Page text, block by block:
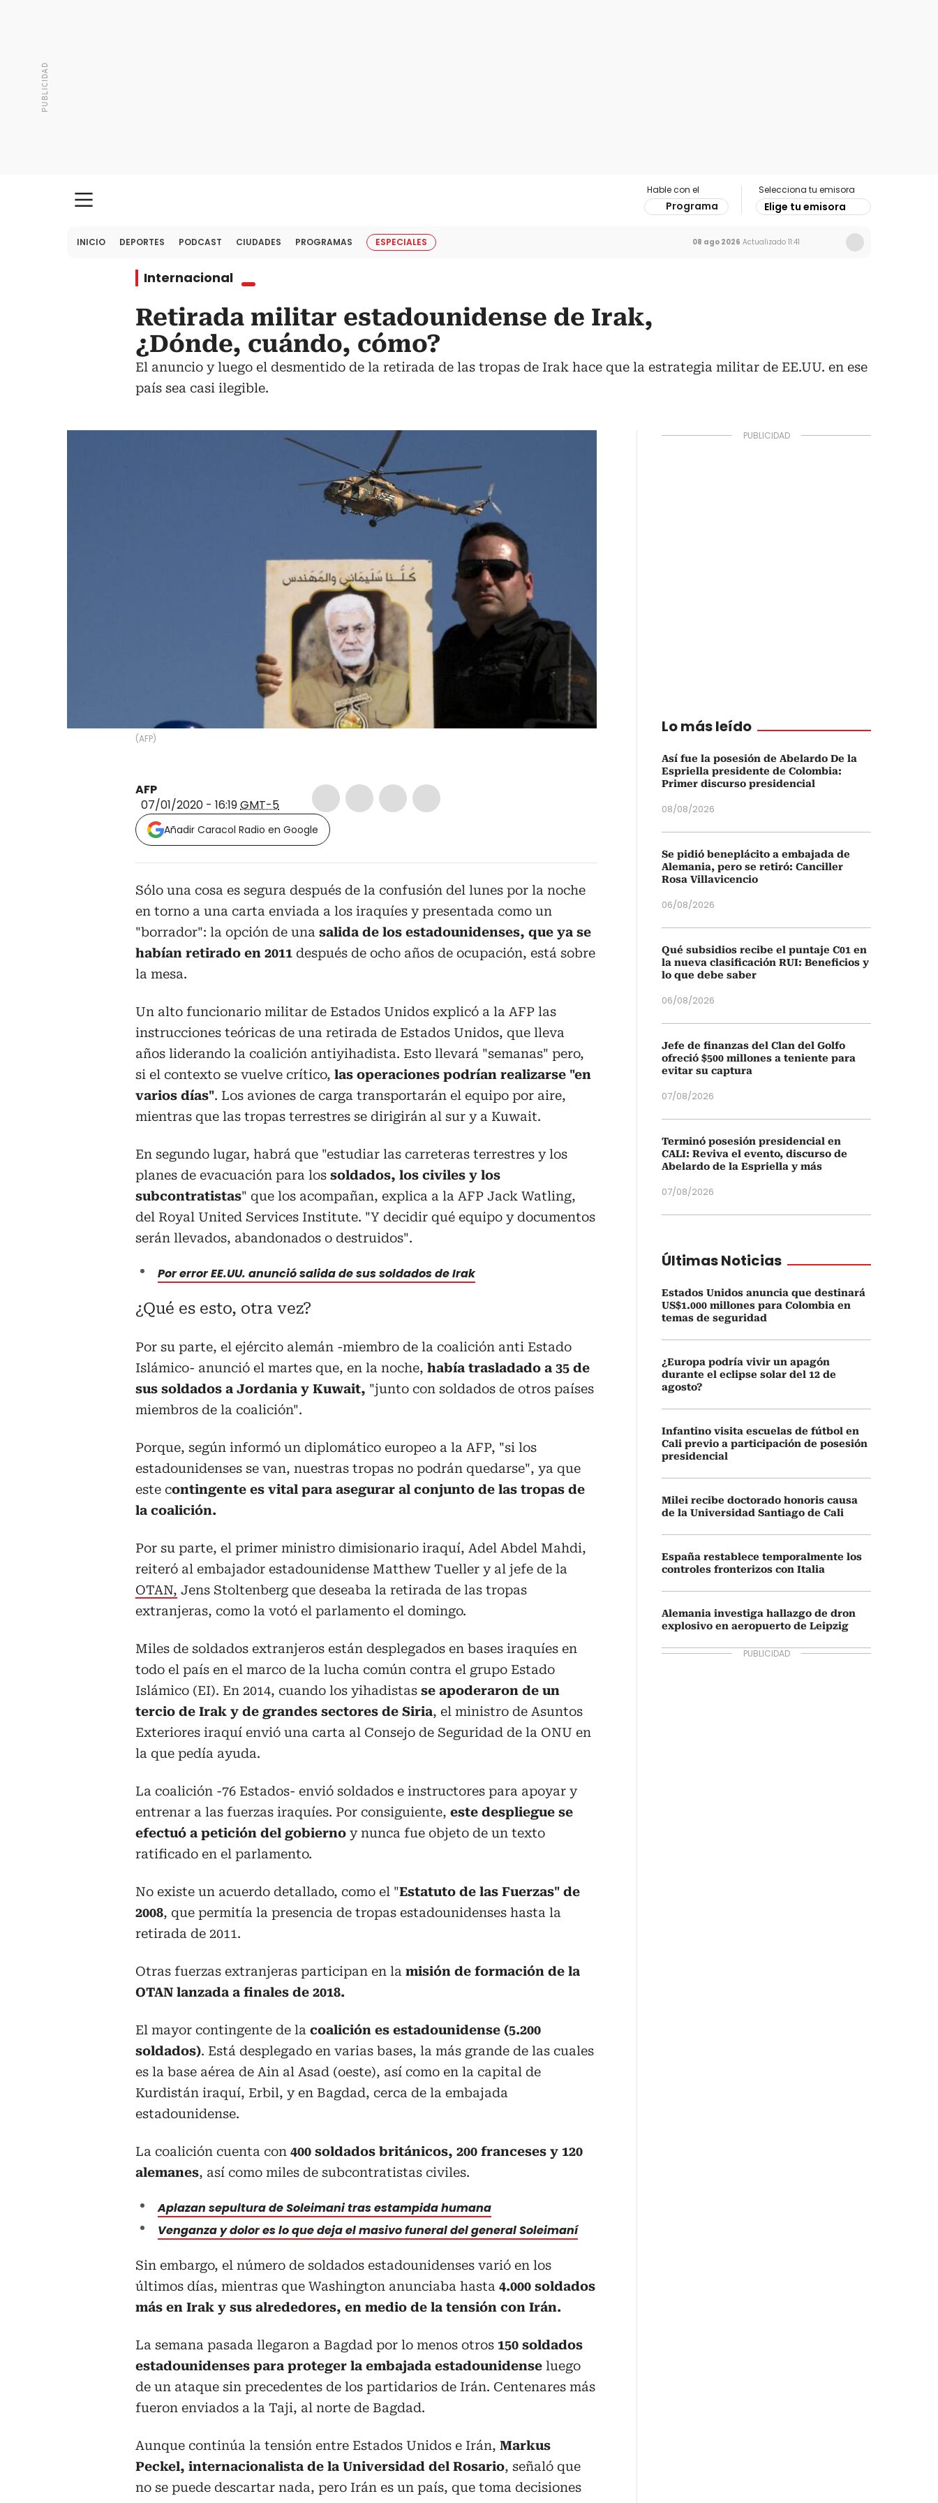
Hable con el
Programa
Selecciona tu emisora
Elige tu emisora
INICIO DEPORTES PODCAST CIUDADES PROGRAMAS ESPECIALES 08 ago 2026 Actualizado 11:41
Internacional
Retirada militar estadounidense de Irak,
¿Dónde, cuándo, cómo?
El anuncio y luego el desmentido de la retirada de las tropas de Irak hace que la estrategia militar de EE.UU. en ese
país sea casi ilegible.
(AFP)
AFP
07/01/2020 - 16:19GMT-5
Añadir Caracol Radio en Google
Sólo una cosa es segura después de la confusión del lunes por la noche
en torno a una carta enviada a los iraquíes y presentada como un
"borrador": la opción de una salida de los estadounidenses, que ya se
habían retirado en 2011 después de ocho años de ocupación, está sobre
la mesa.
Un alto funcionario militar de Estados Unidos explicó a la AFP las
instrucciones teóricas de una retirada de Estados Unidos, que lleva
años liderando la coalición antiyihadista. Esto llevará "semanas" pero,
si el contexto se vuelve crítico, las operaciones podrían realizarse "en
varios días". Los aviones de carga transportarán el equipo por aire,
mientras que las tropas terrestres se dirigirán al sur y a Kuwait.
En segundo lugar, habrá que "estudiar las carreteras terrestres y los
planes de evacuación para los soldados, los civiles y los
subcontratistas" que los acompañan, explica a la AFP Jack Watling,
del Royal United Services Institute. "Y decidir qué equipo y documentos
serán llevados, abandonados o destruidos".
Por error EE.UU. anunció salida de sus soldados de Irak
¿Qué es esto, otra vez?
Por su parte, el ejército alemán -miembro de la coalición anti Estado
Islámico- anunció el martes que, en la noche, había trasladado a 35 de
sus soldados a Jordania y Kuwait, "junto con soldados de otros países
miembros de la coalición".
Porque, según informó un diplomático europeo a la AFP, "si los
estadounidenses se van, nuestras tropas no podrán quedarse", ya que
este contingente es vital para asegurar al conjunto de las tropas de
la coalición.
Por su parte, el primer ministro dimisionario iraquí, Adel Abdel Mahdi,
reiteró al embajador estadounidense Matthew Tueller y al jefe de la
OTAN, Jens Stoltenberg que deseaba la retirada de las tropas
extranjeras, como la votó el parlamento el domingo.
Miles de soldados extranjeros están desplegados en bases iraquíes en
todo el país en el marco de la lucha común contra el grupo Estado
Islámico (EI). En 2014, cuando los yihadistas se apoderaron de un
tercio de Irak y de grandes sectores de Siria, el ministro de Asuntos
Exteriores iraquí envió una carta al Consejo de Seguridad de la ONU en
la que pedía ayuda.
La coalición -76 Estados- envió soldados e instructores para apoyar y
entrenar a las fuerzas iraquíes. Por consiguiente, este despliegue se
efectuó a petición del gobierno y nunca fue objeto de un texto
ratificado en el parlamento.
No existe un acuerdo detallado, como el "Estatuto de las Fuerzas" de
2008, que permitía la presencia de tropas estadounidenses hasta la
retirada de 2011.
Otras fuerzas extranjeras participan en la misión de formación de la
OTAN lanzada a finales de 2018.
El mayor contingente de la coalición es estadounidense (5.200
soldados). Está desplegado en varias bases, la más grande de las cuales
es la base aérea de Ain al Asad (oeste), así como en la capital de
Kurdistán iraquí, Erbil, y en Bagdad, cerca de la embajada
estadounidense.
La coalición cuenta con 400 soldados británicos, 200 franceses y 120
alemanes, así como miles de subcontratistas civiles.
Aplazan sepultura de Soleimani tras estampida humana
Venganza y dolor es lo que deja el masivo funeral del general Soleimaní
Sin embargo, el número de soldados estadounidenses varió en los
últimos días, mientras que Washington anunciaba hasta 4.000 soldados
más en Irak y sus alrededores, en medio de la tensión con Irán.
La semana pasada llegaron a Bagdad por lo menos otros 150 soldados
estadounidenses para proteger la embajada estadounidense luego
de un ataque sin precedentes de los partidarios de Irán. Centenares más
fueron enviados a la Taji, al norte de Bagdad.
Aunque continúa la tensión entre Estados Unidos e Irán, Markus
Peckel, internacionalista de la Universidad del Rosario, señaló que
no se puede descartar nada, pero Irán es un país, que toma decisiones
Lo más leído
Así fue la posesión de Abelardo De la
Espriella presidente de Colombia:
Primer discurso presidencial
08/08/2026
Se pidió beneplácito a embajada de
Alemania, pero se retiró: Canciller
Rosa Villavicencio
06/08/2026
Qué subsidios recibe el puntaje C01 en
la nueva clasificación RUI: Beneficios y
lo que debe saber
06/08/2026
Jefe de finanzas del Clan del Golfo
ofreció $500 millones a teniente para
evitar su captura
07/08/2026
Terminó posesión presidencial en
CALI: Reviva el evento, discurso de
Abelardo de la Espriella y más
07/08/2026
Últimas Noticias
Estados Unidos anuncia que destinará
US$1.000 millones para Colombia en
temas de seguridad
¿Europa podría vivir un apagón
durante el eclipse solar del 12 de
agosto?
Infantino visita escuelas de fútbol en
Cali previo a participación de posesión
presidencial
Milei recibe doctorado honoris causa
de la Universidad Santiago de Cali
España restablece temporalmente los
controles fronterizos con Italia
Alemania investiga hallazgo de dron
explosivo en aeropuerto de Leipzig